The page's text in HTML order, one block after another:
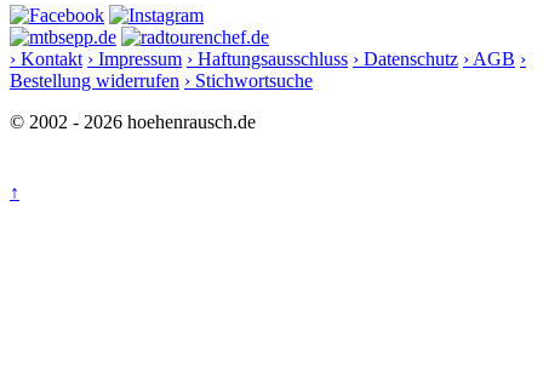
› Kontakt › Impressum › Haftungsausschluss › Datenschutz › AGB ›
Bestellung widerrufen › Stichwortsuche
© 2002 - 2026 hoehenrausch.de
↑